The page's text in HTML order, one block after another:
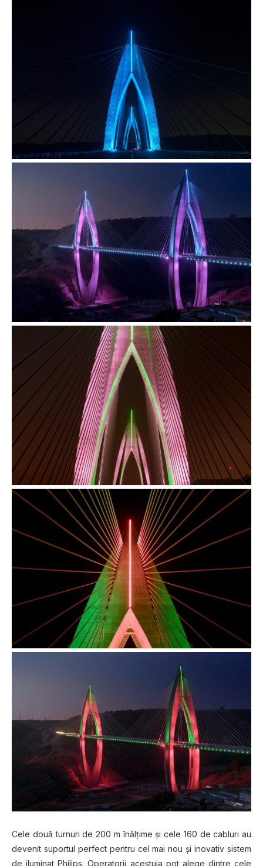
Cele două turnuri de 200 m înălțime și cele 160 de cabluri au
devenit suportul perfect pentru cel mai nou și inovativ sistem
de iluminat Philips. Operatorii acestuia pot alege dintre cele